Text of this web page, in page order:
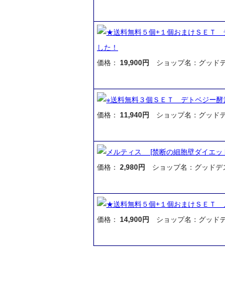
★送料無料５個+１個おまけＳＥＴ
した！
価格： 19,900円 ショップ名：グッド
※送料無料３個ＳＥＴ デトベジー酵
価格： 11,940円 ショップ名：グッド
メルティス [禁断の細胞壁ダイエッ
価格： 2,980円 ショップ名：グッドデ
★送料無料５個+１個おまけＳＥＴ
価格： 14,900円 ショップ名：グッド